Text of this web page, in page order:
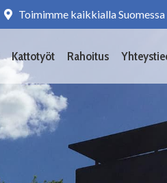
Toimimme kaikkialla Suomessa
Kattotyöt Rahoitus